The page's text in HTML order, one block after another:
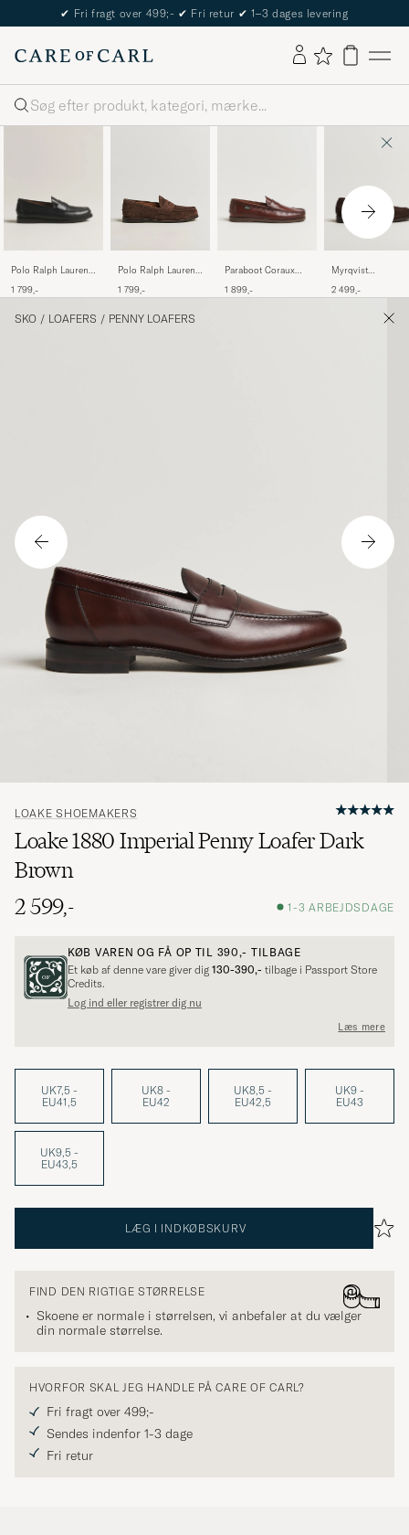
The Care of Carl Passport
Søg
Polo Ralph Lauren
Loafers Black Calf
1 799,-
Polo Ralph Lauren
Loafers Dark Brown
1 799,-
Paraboot Coraux
1 899,-
Myrqvist
Loafer Dark Brown
2 499,-
SKO / LOAFERS / PENNY LOAFERS
LOAKE SHOEMAKERS
Loake 1880 Imperial Penny Loafer Dark
Brown
2 599,-
1-3 ARBEJDSDAGE
KØB VAREN OG FÅ OP TIL 390,- TILBAGE
Et køb af denne vare giver dig 130-390,- tilbage i Passport Store
Credits.
Log ind eller registrer dig nu
Læs mere
UK7,5 -
EU41,5
UK8 -
EU42
UK8,5 -
EU42,5
UK9 -
EU43
UK9,5 -
EU43,5
LÆG I INDKØBSKURV
FIND DEN RIGTIGE STØRRELSE
Skoene er normale i størrelsen, vi anbefaler at du vælger
din normale størrelse.
HVORFOR SKAL JEG HANDLE PÅ CARE OF CARL?
Fri fragt over 499;-
Sendes indenfor 1-3 dage
Fri retur